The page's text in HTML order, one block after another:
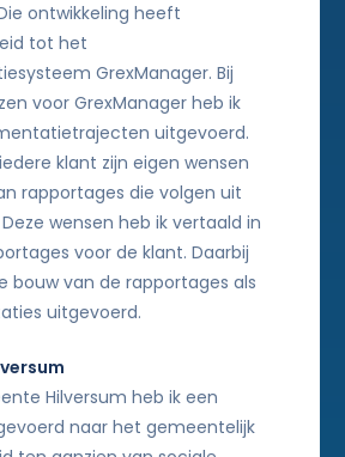
ontwikkeling heeft
tot het
GrexManager. Bij
voor GrexManager heb ik
uitgevoerd.
klant zijn eigen wensen
rapportages die volgen uit
wensen heb ik vertaald in
voor de klant. Daarbij
bouw van de rapportages als
uitgevoerd.
Hilversum heb ik een
naar het gemeentelijk